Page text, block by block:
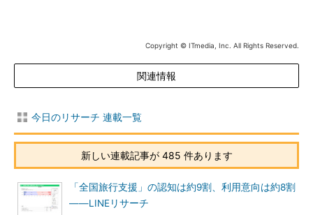
Copyright © ITmedia, Inc. All Rights Reserved.
関連情報
今日のリサーチ 連載一覧
新しい連載記事が 485 件あります
「全国旅行支援」の認知は約9割、利用意向は約8割
――LINEリサーチ